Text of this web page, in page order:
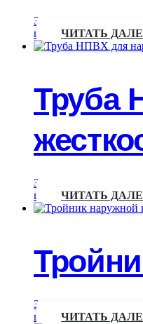
Запрос
цены
ЧИТАТЬ
Труба
Запрос
цены
ЧИТАТЬ
Запрос
цены
ЧИТАТЬ